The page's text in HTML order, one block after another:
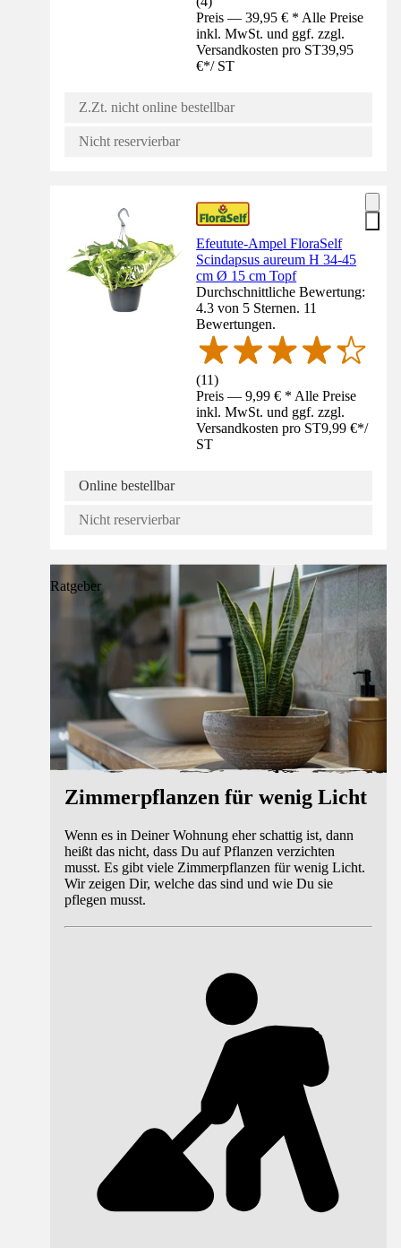
Preis — 39,95 € * Alle Preise
inkl. MwSt. und ggf. zzgl.
Versandkosten pro ST39,95
€*/ ST
Z.Zt. nicht online bestellbar
Nicht reservierbar
Efeutute-Ampel FloraSelf
Scindapsus aureum H 34-45
cm Ø 15 cm Topf
Durchschnittliche Bewertung:
4.3 von 5 Sternen. 11
Bewertungen.
(11)
Preis — 9,99 € * Alle Preise
inkl. MwSt. und ggf. zzgl.
Versandkosten pro ST9,99 €*/
ST
Online bestellbar
Nicht reservierbar
Ratgeber
Zimmerpflanzen für wenig Licht
Wenn es in Deiner Wohnung eher schattig ist, dann
heißt das nicht, dass Du auf Pflanzen verzichten
musst. Es gibt viele Zimmerpflanzen für wenig Licht.
Wir zeigen Dir, welche das sind und wie Du sie
pflegen musst.